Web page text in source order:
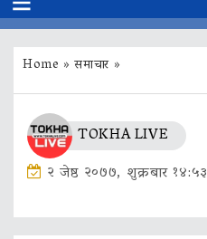
Home »समाचार »
TOKHA LIVE
२ जेष्ठ २०७७, शुक्रबार १४:५३